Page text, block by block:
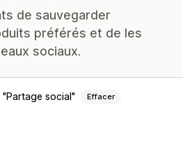
de sauvegarder
préférés et de les
sociaux.
Partage social Effacer